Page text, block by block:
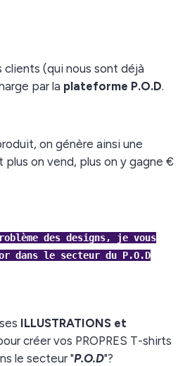
clients (qui nous sont déjà
par la plateforme P.O.D.
on génère ainsi une
plus on vend, plus on y gagne €
des designs, je vous
dans le secteur du P.O.D
ILLUSTRATIONS et
créer vos PROPRES T-shirts
le secteur "P.O.D"?